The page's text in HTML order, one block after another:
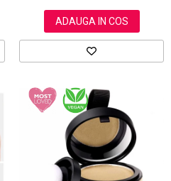
ADAUGA IN COS